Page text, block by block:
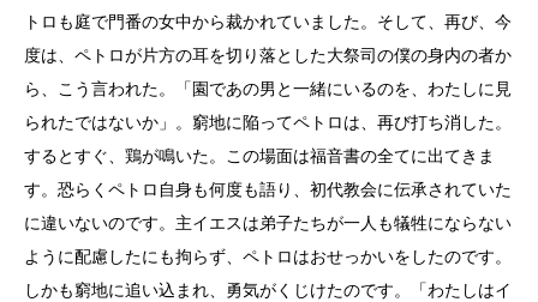
トロも庭で門番の女中から裁かれていました。そして、再び、今
度は、ペトロが片方の耳を切り落とした大祭司の僕の身内の者か
ら、こう言われた。「園であの男と一緒にいるのを、わたしに見
られたではないか」。窮地に陥ってペトロは、再び打ち消した。
するとすぐ、鶏が鳴いた。この場面は福音書の全てに出てきま
す。恐らくペトロ自身も何度も語り、初代教会に伝承されていた
に違いないのです。主イエスは弟子たちが一人も犠牲にならない
ように配慮したにも拘らず、ペトロはおせっかいをしたのです。
しかも窮地に追い込まれ、勇気がくじけたのです。「わたしはイ